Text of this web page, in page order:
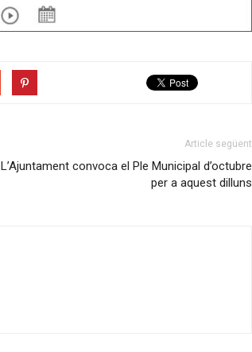
Article següent
L’Ajuntament convoca el Ple Municipal d’octubre
per a aquest dilluns